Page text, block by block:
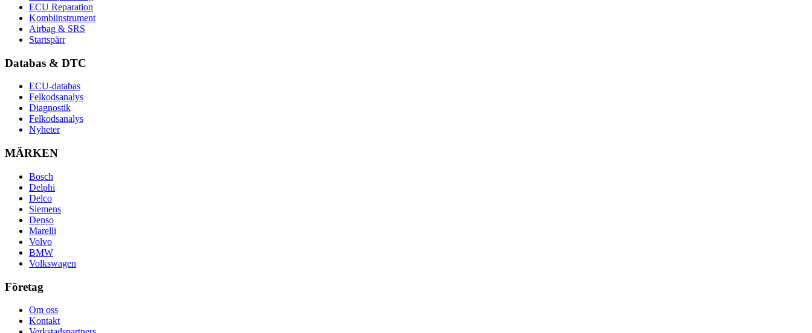
ECU Reparation
Kombiinstrument
Airbag & SRS
Startspärr
Databas & DTC
ECU-databas
Felkodsanalys
Diagnostik
Felkodsanalys
Nyheter
MÄRKEN
Bosch
Delphi
Delco
Siemens
Denso
Marelli
Volvo
BMW
Volkswagen
Företag
Om oss
Kontakt